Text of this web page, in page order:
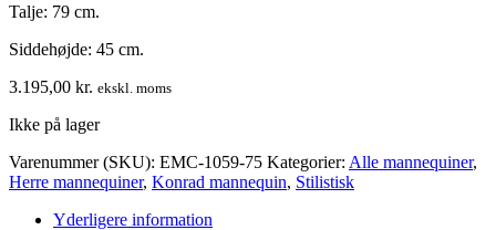
Talje: 79 cm.
Siddehøjde: 45 cm.
3.195,00 kr. ekskl. moms
Ikke på lager
Varenummer (SKU): EMC-1059-75 Kategorier: Alle mannequiner,
Herre mannequiner, Konrad mannequin, Stilistisk
Yderligere information